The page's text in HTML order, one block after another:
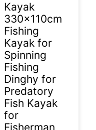
Kayak
330x110cm
Fishing
Kayak for
Spinning
Fishing
Dinghy for
Predatory
Fish Kayak
for
Fisherman